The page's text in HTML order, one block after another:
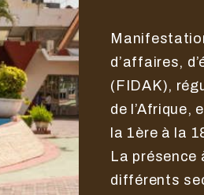
d’affaires,
(FIDAK),
de l’Afrique,
la 1ère à la
La présence
différents